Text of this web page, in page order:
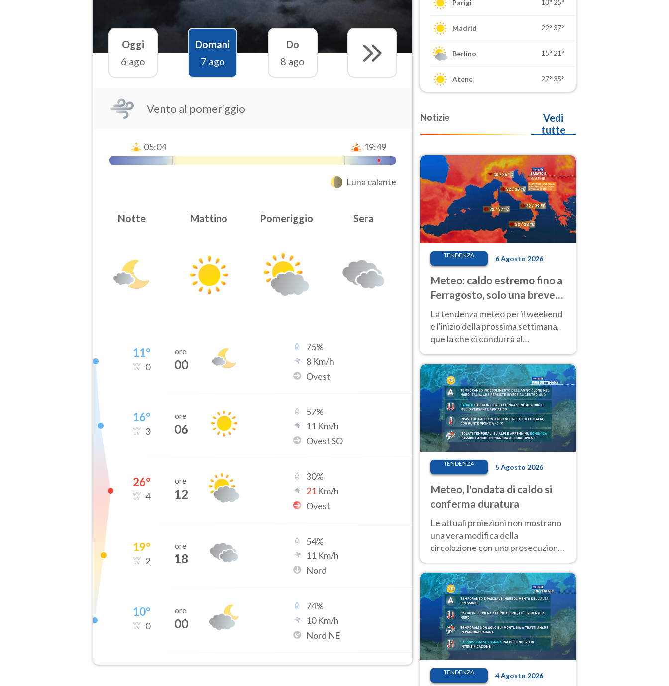
Oggi
6 ago
Domani
7 ago
Do
8 ago
Vento al pomeriggio
05:04 19:49
Luna calante
Notte Mattino Pomeriggio Sera
11°
0
ore
00
75%
8 Km/h
Ovest
16°
3
ore
06
57%
11 Km/h
Ovest SO
26°
4
ore
12
30%
21 Km/h
Ovest
19°
2
ore
18
54%
11 Km/h
Nord
10°
0
ore
00
74%
10Km/h
Nord NE
Parigi 13° 25°
Madrid 22° 37°
Berlino 15° 21°
Atene 27° 35°
Notizie
Vedi
tutte
TENDENZA 6 Agosto 2026
Meteo: caldo estremo fino a
Ferragosto, solo una breve
pausa. Ecco dove
La tendenza meteo per il weekend
e l'inizio della prossima settimana,
quella che ci condurrà al
temperature molto elevate
TENDENZA 5 Agosto 2026
Meteo, l'ondata di caldo si
conferma duratura
Le attuali proiezioni non mostrano
una vera modifica della
circolazione con una prosecuzione
giorni, compresa la settimana di
Ferragosto
TENDENZA 4 Agosto 2026